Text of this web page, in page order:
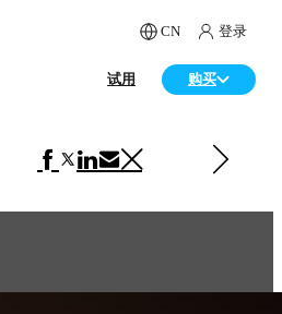
CN 登录
试用 购买
Coke Zero